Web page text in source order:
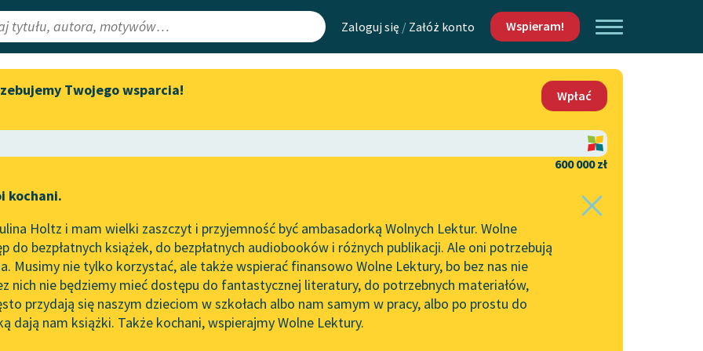
Zaloguj się / Załóż konto Wspieram!
Lektury
redakcyjne
Aktualności
„Prokurator Alicja Horn” do
literatury skandynawskiej
Spotkanie z Katarzyną Tunkiel
w Oslo
102. lata temu zmarł Joseph
Conrad
Mapa Wolnych Lektur
Leśmianator
API
OAI-PMH
Widget Wolnych Lektur
Kontakt
O projekcie
Zasady wykorzystania
Wolnych Lektur
Logotypy
Materiały promocyjne
Twojego wsparcia!
Wpłać
600 000 zł
kochani.
Holtz i mam wielki zaszczyt i przyjemność być ambasadorką Wolnych Lektur. Wolne
do bezpłatnych książek, do bezpłatnych audiobooków i różnych publikacji. Ale oni potrzebują
Musimy nie tylko korzystać, ale także wspierać finansowo Wolne Lektury, bo bez nas nie
nich nie będziemy mieć dostępu do fantastycznej literatury, do potrzebnych materiałów,
przydają się naszym dzieciom w szkołach albo nam samym w pracy, albo po prostu do
dają nam książki. Także kochani, wspierajmy Wolne Lektury.
Modernizm✖ Epika✖ Sortuj: